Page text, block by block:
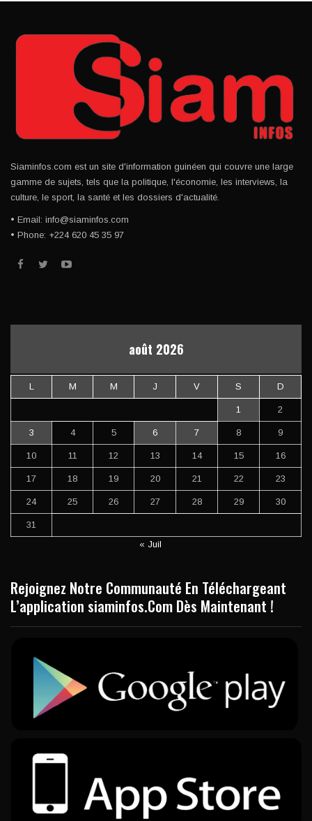
Siaminfos.com est un site d'information guinéen qui couvre une large
gamme de sujets, tels que la politique, l'économie, les interviews, la
culture, le sport, la santé et les dossiers d'actualité.
• Email: info@siaminfos.com
• Phone: +224 620 45 35 97
août 2026
L M M J V S D
1 2
3 4 5 6 7 8 9
10 11 12 13 14 15 16
17 18 19 20 21 22 23
24 25 26 27 28 29 30
31
« Juil
Rejoignez Notre Communauté En Téléchargeant
L’application siaminfos.Com Dès Maintenant !